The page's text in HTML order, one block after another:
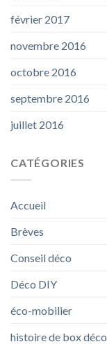
février 2017
novembre 2016
octobre 2016
septembre 2016
juillet 2016
CATÉGORIES
Accueil
Brèves
Conseil déco
Déco DIY
éco-mobilier
histoire de box déco